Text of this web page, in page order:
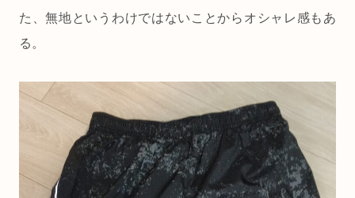
た、無地というわけではないことからオシャレ感もあ
る。